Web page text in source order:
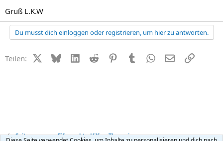
Gruß L.K.W
Du musst dich einloggen oder registrieren, um hier zu antworten.
Teilen: X (Twitter)
BlueskyLinkedIn
Reddit PinterestTumblr WhatsApp
E-MailLink
Seitensprung + Eifersucht - Hilfe + Therapie